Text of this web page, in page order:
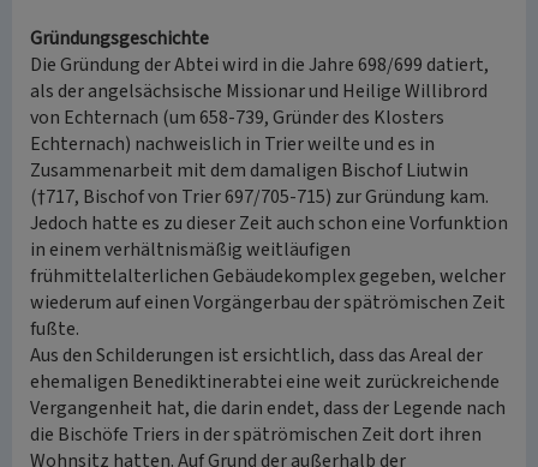
Gründungsgeschichte
Die Gründung der Abtei wird in die Jahre 698/699 datiert,
als der angelsächsische Missionar und Heilige Willibrord
von Echternach (um 658-739, Gründer des Klosters
Echternach) nachweislich in Trier weilte und es in
Zusammenarbeit mit dem damaligen Bischof Liutwin
(†717, Bischof von Trier 697/705-715) zur Gründung kam.
Jedoch hatte es zu dieser Zeit auch schon eine Vorfunktion
in einem verhältnismäßig weitläufigen
frühmittelalterlichen Gebäudekomplex gegeben, welcher
wiederum auf einen Vorgängerbau der spätrömischen Zeit
fußte.
Aus den Schilderungen ist ersichtlich, dass das Areal der
ehemaligen Benediktinerabtei eine weit zurückreichende
Vergangenheit hat, die darin endet, dass der Legende nach
die Bischöfe Triers in der spätrömischen Zeit dort ihren
Wohnsitz hatten. Auf Grund der außerhalb der